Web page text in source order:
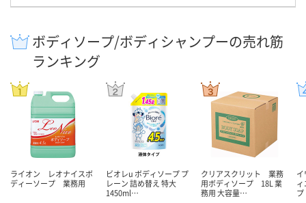
ボディソープ/ボディシャンプーの売れ筋
ランキング
ライオン レオナイスボ
ディーソープ 業務用
ビオレu ボディソープ プ
レーン 詰め替え 特大
1450ml…
クリアスクリット 業務
用ボディソープ 18L 業
務用 大容量…
プ